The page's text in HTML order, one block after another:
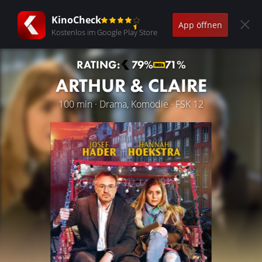
KinoCheck
Kostenlos im Google Play Store
App öffnen
RATING: 79% 71%
ARTHUR & CLAIRE
100 min · Drama, Komödie · FSK 12